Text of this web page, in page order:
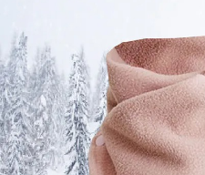
【注意事項】
1.本服務係由「台灣大哥大股份有限
用戶於交易時，得透過本服務購買商
買賣價金債權讓與本公司後，依約使
2.基於同意付款使用「大哥付你分期
資料（包含姓名、電話或地址）提供
由本公司與您本人進行分期帳單所需
3.完整用戶服務條款，請詳閱以下連結
３．收到繳費通知簡訊後14天內，
ATM／網路銀行／等多元方式進行付
※ 請注意：結帳手續完成當下不需立
購買商品的店家。未經商家同意取消
後付繳納相關費用。
※ 交易是否成功請以「AFTEE先享後
是否繳費成功／繳費後需取消欲退款
客戶支援中心」https://
【注意事項】